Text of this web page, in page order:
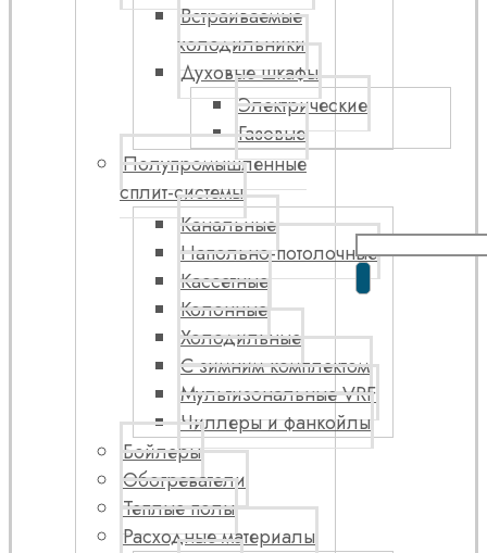
Встраиваемые
холодильники
Духовые шкафы
Электрические
Газовые
Полупромышленные
сплит-системы
Канальные
Напольно-потолочные
Кассетные
Колонные
Холодильные
С зимним комплектом
Мультизональные VRF
Чиллеры и фанкойлы
Бойлеры
Обогреватели
Теплые полы
Расходные материалы